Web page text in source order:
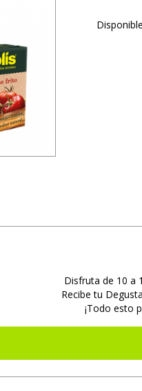
Disfruta de 10 a
Recibe tu
¡Todo esto